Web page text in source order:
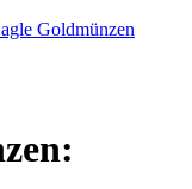
Goldmünzen